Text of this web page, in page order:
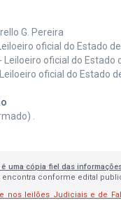
G. Pereira
oficial do Estado
Leiloeiro oficial do Estado
oficial do Estado
.
uma cópia fiel das
conforme edital
nos leilões Judiciais e de